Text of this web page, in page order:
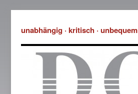
unabhängig · kritisch · unbequem